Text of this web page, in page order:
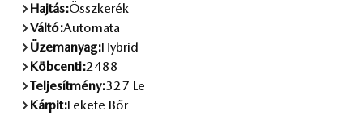
Hajtás:Összkerék
Váltó:Automata
Üzemanyag:Hybrid
Köbcenti:2488
Teljesítmény:327 Le
Kárpit:Fekete Bőr